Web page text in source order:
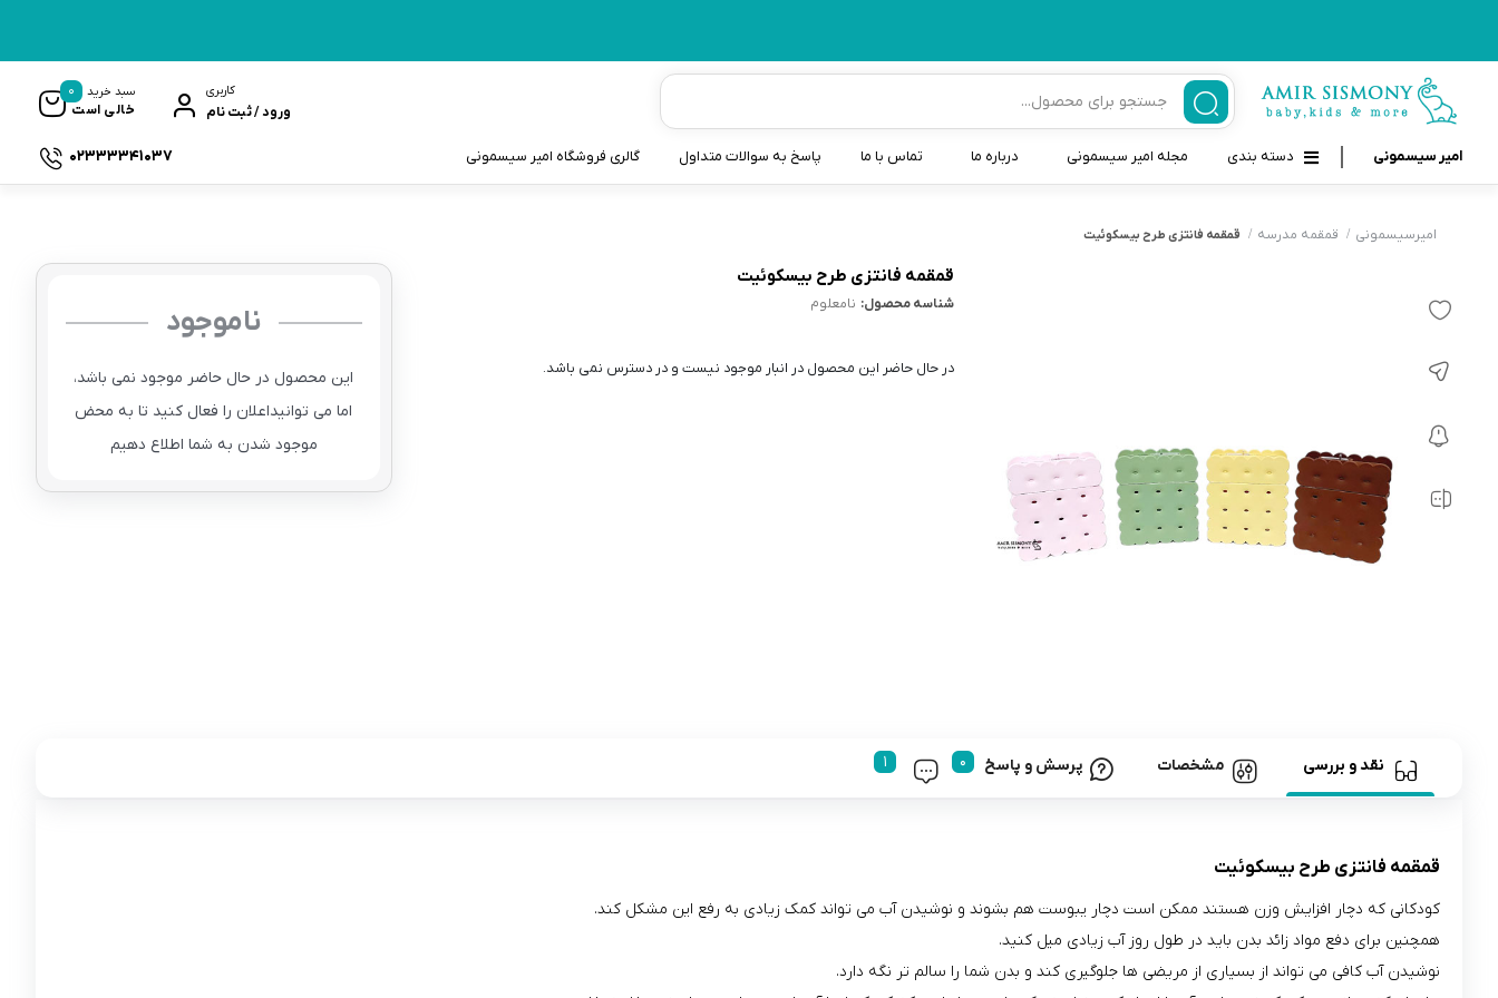
کاربری
ورود / ثبت نام
سبد خرید
خالی است
0
امیر سیسمونی دسته بندی
قاب و بندپستانک
مسواک و خمیر دندان کودک
تب سنج نوزاد و کودک
رابط و پد سینه
لوازم حمام نوزاد
لوازم اتاق نوزاد و کودک
اسباب بازی دخترانه و پسرانه
اسباب بازی نوزاد
مجله امیر سیسمونی درباره ما تماس با ما پاسخ به سوالات متداول گالری فروشگاه امیر سیسمونی 02333341037
امیرسیسمونی قمقمه مدرسه قمقمه فانتزی طرح بیسکوئیت
قمقمه فانتزی طرح بیسکوئیت
شناسه محصول: نامعلوم
در حال حاضر این محصول در انبار موجود نیست و در دسترس نمی باشد.
ناموجود
این محصول در حال حاضر موجود نمی باشد،
اما می توانیداعلان را فعال کنید تا به محض
موجود شدن به شما اطلاع دهیم
نقد و بررسی مشخصات پرسش و پاسخ
قمقمه فانتزی طرح بیسکوئیت
کودکانی که دچار افزایش وزن هستند ممکن است دچار یبوست هم بشوند و نوشیدن آب می تواند کمک زیادی به رفع این مشکل کند.
همچنین برای دفع مواد زائد بدن باید در طول روز آب زیادی میل کنید.
نوشیدن آب کافی می تواند از بسیاری از مریضی ها جلوگیری کند و بدن شما را سالم تر نگه دارد.